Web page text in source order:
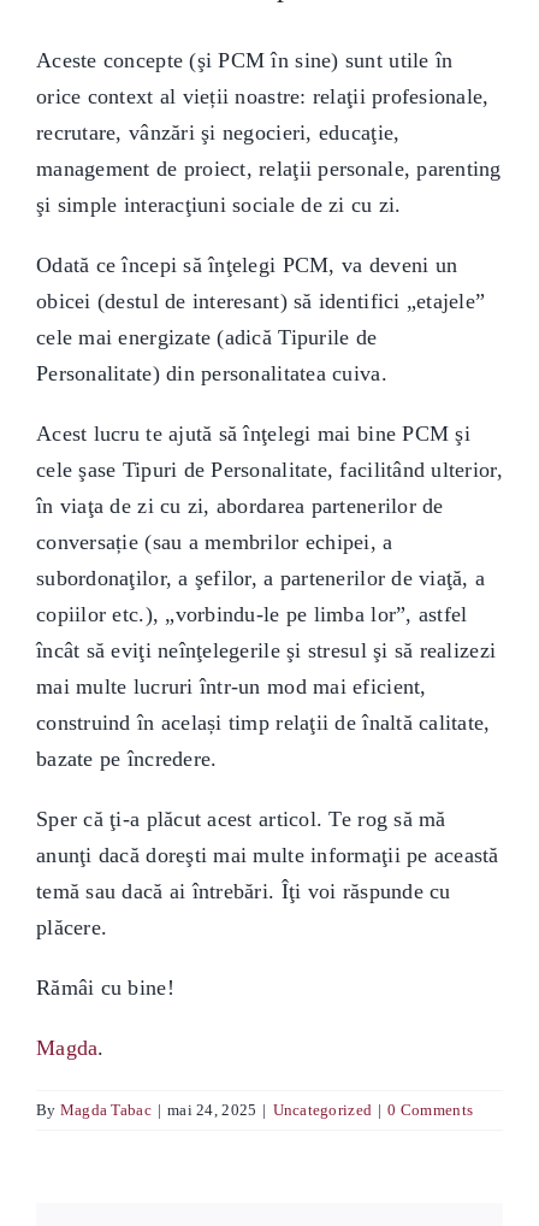
Aceste concepte (şi PCM în sine) sunt utile în
orice context al vieții noastre: relaţii profesionale,
recrutare, vânzări şi negocieri, educaţie,
management de proiect, relaţii personale, parenting
şi simple interacţiuni sociale de zi cu zi.
Odată ce începi să înţelegi PCM, va deveni un
obicei (destul de interesant) să identifici „etajele”
cele mai energizate (adică Tipurile de
Personalitate) din personalitatea cuiva.
Acest lucru te ajută să înţelegi mai bine PCM şi
cele şase Tipuri de Personalitate, facilitând ulterior,
în viaţa de zi cu zi, abordarea partenerilor de
conversație (sau a membrilor echipei, a
subordonaţilor, a şefilor, a partenerilor de viaţă, a
copiilor etc.), „vorbindu-le pe limba lor”, astfel
încât să eviţi neînţelegerile şi stresul şi să realizezi
mai multe lucruri într-un mod mai eficient,
construind în același timp relaţii de înaltă calitate,
bazate pe încredere.
Sper că ţi-a plăcut acest articol. Te rog să mă
anunţi dacă doreşti mai multe informaţii pe această
temă sau dacă ai întrebări. Îţi voi răspunde cu
plăcere.
Rămâi cu bine!
Magda.
By Magda Tabac | mai 24, 2025 | Uncategorized | 0 Comments